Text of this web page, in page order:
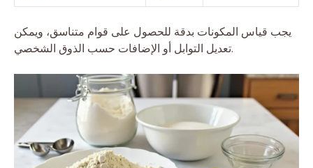
يجب قياس المكونات بدقة للحصول على قوام متناسق، ويمكن
تعديل التوابل أو الإضافات حسب الذوق الشخصي.